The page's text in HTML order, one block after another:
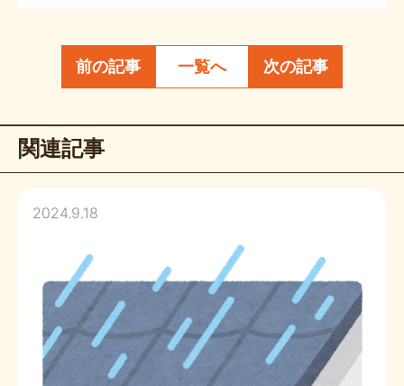
前の記事 一覧へ 次の記事
関連記事
2024.9.18